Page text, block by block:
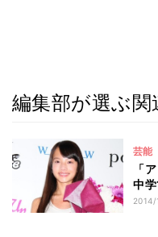
編集部が選ぶ関
芸能
「
中
2014/